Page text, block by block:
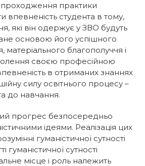
проходження практики
впевненість студента в тому,
які він одержує у ЗВО будуть
основою його успішного
благополуччя і
своєю професійною
в отриманих знаннях
силу освітнього процесу –
до навчання.
прогрес безпосередньо
ідеями. Реалізація цих
гуманістичної сутності
сутності
місце i роль належить